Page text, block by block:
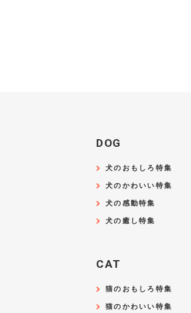
DOG
犬のおもしろ特集
犬のかわいい特集
犬の感動特集
犬の癒し特集
CAT
猫のおもしろ特集
猫のかわいい特集